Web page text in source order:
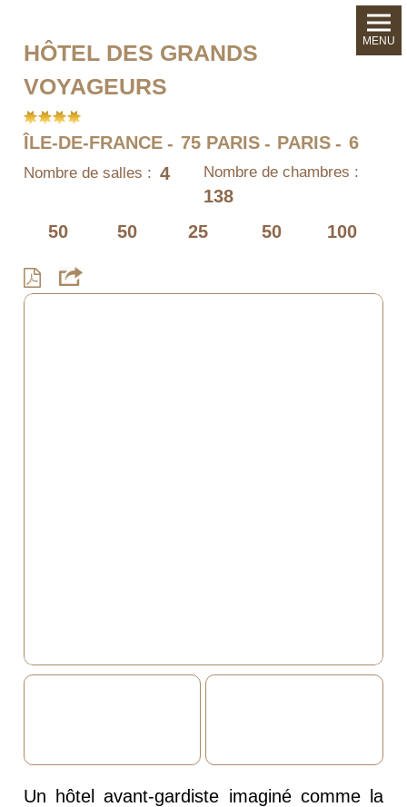
HÔTEL DES GRANDS
VOYAGEURS
ÎLE-DE-FRANCE 75 PARIS PARIS 6
Nombre de salles : 4 Nombre de chambres :
138
50
50 25 50 100
Un hôtel avant-gardiste imaginé comme la
MENU